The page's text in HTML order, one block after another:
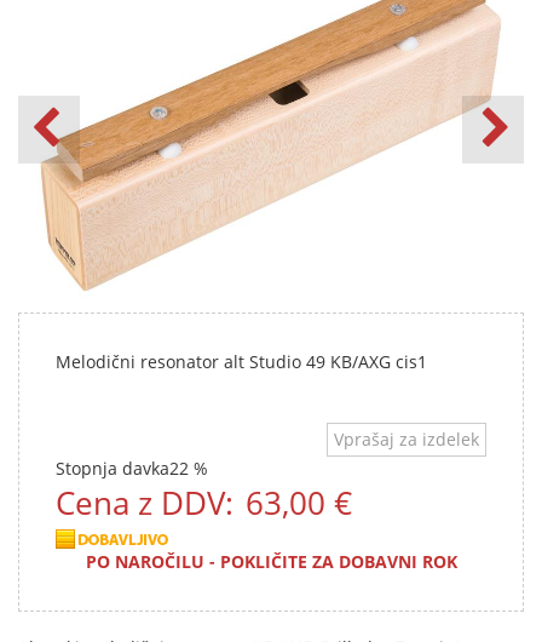
Melodični resonator alt Studio 49 KB/AXG cis1
Vprašaj za izdelek
Stopnja davka22 %
Cena z DDV: 63,00 €
PO NAROČILU - POKLIČITE ZA DOBAVNI ROK